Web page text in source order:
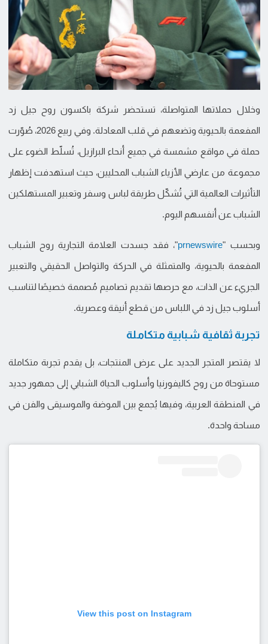
وخلال حملاتها المتواصلة، تستحضر شركة باكسون روح جيل زد
المفعمة بالحيوية وتضعهم في قلب المعادلة. وفي ربيع 2026، صُوّرت
حملة في مواقع مشمسة في جميع أنحاء البرازيل، تُسلّط الضوء على
مجموعة من عارضي الأزياء الشباب المحليين، حيث استهدفت إظهار
التأثيرات العالمية التي تُشكّل طريقة لباس وسفر وتعبير المستهلكين
الشباب عن أنفسهم اليوم.
وبحسب "prnewswire"، فقد جسدت العلامة التجارية روح الشباب
المفعمة بالحيوية، والمتمثلة في الحركة والتواصل الحقيقي والتعبير
الجريء عن الذات، مع حرصها تقديم تصاميم مُصممة خصيصًا لتناسب
أسلوب جيل زد في اللباس من قطع أنيقة وعصرية.
تجربة ثقافية شبابية متكاملة
لا يقتصر المتجر الجديد على عرض المنتجات، بل يقدم تجربة متكاملة
مستوحاة من روح كاليفورنيا وأسلوب الحياة الشبابي إلى جمهور جديد
في المنطقة العربية، وفيها يُجمع بين الموضة والموسيقى والفن في
مساحة واحدة.
View this post on Instagram